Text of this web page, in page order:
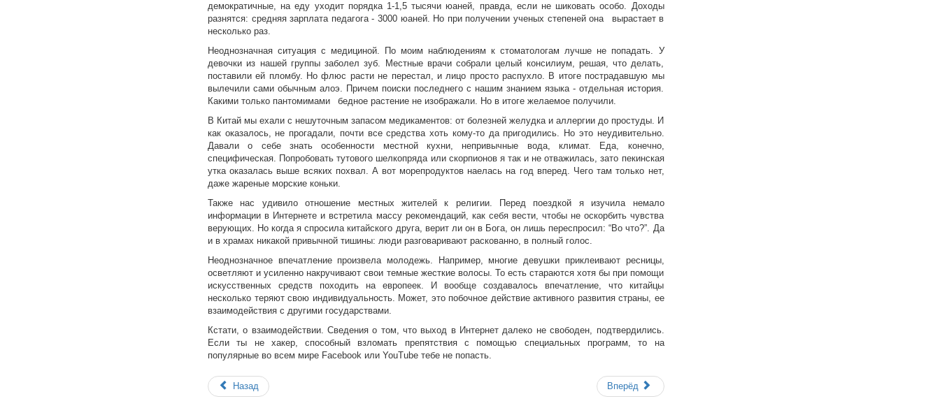
демократичные, на еду уходит порядка 1-1,5 тысячи юаней, правда, если не шиковать особо. Доходы
разнятся: средняя зарплата педагога - 3000 юаней. Но при получении ученых степеней она вырастает в
несколько раз.
Неоднозначная ситуация с медициной. По моим наблюдениям к стоматологам лучше не попадать. У
девочки из нашей группы заболел зуб. Местные врачи собрали целый консилиум, решая, что делать,
поставили ей пломбу. Но флюс расти не перестал, и лицо просто распухло. В итоге пострадавшую мы
вылечили сами обычным алоэ. Причем поиски последнего с нашим знанием языка - отдельная история.
Какими только пантомимами бедное растение не изображали. Но в итоге желаемое получили.
В Китай мы ехали с нешуточным запасом медикаментов: от болезней желудка и аллергии до простуды. И
как оказалось, не прогадали, почти все средства хоть кому-то да пригодились. Но это неудивительно.
Давали о себе знать особенности местной кухни, непривычные вода, климат. Еда, конечно,
специфическая. Попробовать тутового шелкопряда или скорпионов я так и не отважилась, зато пекинская
утка оказалась выше всяких похвал. А вот морепродуктов наелась на год вперед. Чего там только нет,
даже жареные морские коньки.
Также нас удивило отношение местных жителей к религии. Перед поездкой я изучила немало
информации в Интернете и встретила массу рекомендаций, как себя вести, чтобы не оскорбить чувства
верующих. Но когда я спросила китайского друга, верит ли он в Бога, он лишь переспросил: “Во что?”. Да
и в храмах никакой привычной тишины: люди разговаривают раскованно, в полный голос.
Неоднозначное впечатление произвела молодежь. Например, многие девушки приклеивают ресницы,
осветляют и усиленно накручивают свои темные жесткие волосы. То есть стараются хотя бы при помощи
искусственных средств походить на европеек. И вообще создавалось впечатление, что китайцы
несколько теряют свою индивидуальность. Может, это побочное действие активного развития страны, ее
взаимодействия с другими государствами.
Кстати, о взаимодействии. Сведения о том, что выход в Интернет далеко не свободен, подтвердились.
Если ты не хакер, способный взломать препятствия с помощью специальных программ, то на
популярные во всем мире Faсebook или YouТube тебе не попасть.
Назад Вперёд